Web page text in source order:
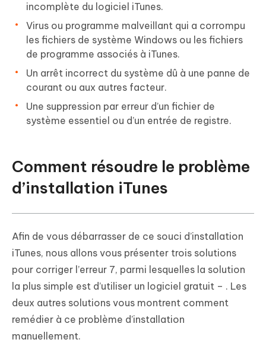
incomplète du logiciel iTunes.
Virus ou programme malveillant qui a corrompu
les fichiers de système Windows ou les fichiers
de programme associés à iTunes.
Un arrêt incorrect du système dû à une panne de
courant ou aux autres facteur.
Une suppression par erreur d’un fichier de
système essentiel ou d’un entrée de registre.
Comment résoudre le problème
d’installation iTunes
Afin de vous débarrasser de ce souci d’installation
iTunes, nous allons vous présenter trois solutions
pour corriger l’erreur 7, parmi lesquelles la solution
la plus simple est d’utiliser un logiciel gratuit – . Les
deux autres solutions vous montrent comment
remédier à ce problème d’installation
manuellement.